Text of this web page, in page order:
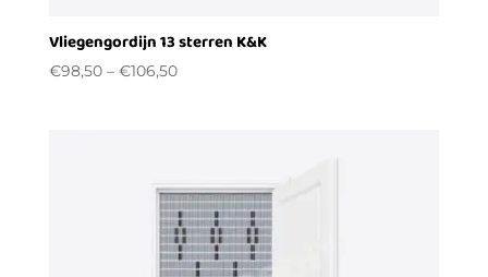
Vliegengordijn 13 sterren K&K
€98,50– €106,50